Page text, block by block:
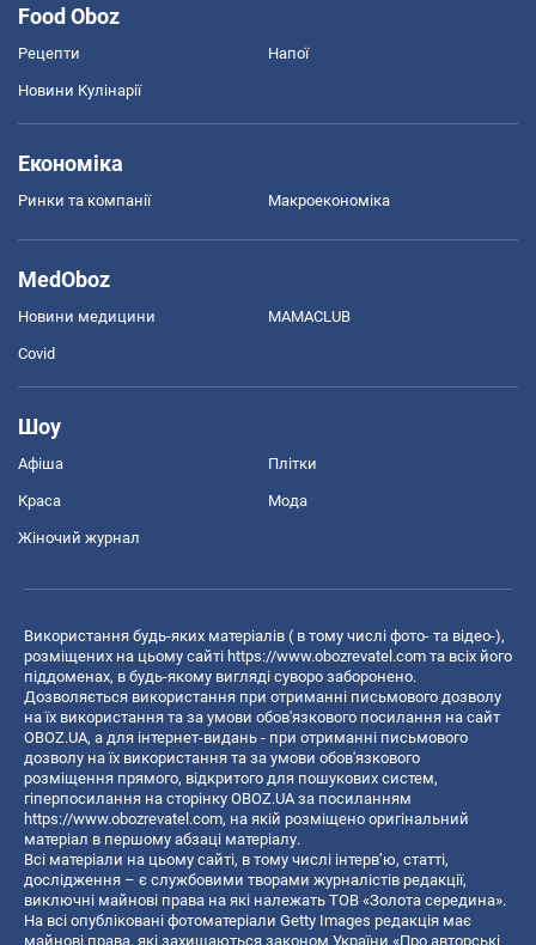
Food Oboz
Рецепти Напої
Новини Кулінарії
Економіка
Ринки та компанії Макроекономіка
MedOboz
Новини медицини MAMACLUB
Covid
Шоу
Афіша Плітки
Краса Мода
Жіночий журнал
Використання будь-яких матеріалів ( в тому числі фото- та відео-),
розміщених на цьому сайті https://www.obozrevatel.com та всіх його
піддоменах, в будь-якому вигляді суворо заборонено.
Дозволяється використання при отриманні письмового дозволу
на їх використання та за умови обов'язкового посилання на сайт
OBOZ.UA, а для інтернет-видань - при отриманні письмового
дозволу на їх використання та за умови обов'язкового
розміщення прямого, відкритого для пошукових систем,
гіперпосилання на сторінку OBOZ.UA за посиланням
https://www.obozrevatel.com, на якій розміщено оригінальний
матеріал в першому абзаці матеріалу.
Всі матеріали на цьому сайті, в тому числі інтерв’ю, статті,
дослідження – є службовими творами журналістів редакції,
виключні майнові права на які належать ТОВ «Золота середина».
На всі опубліковані фотоматеріали Getty Images редакція має
майнові права, які захищаються законом України «Про авторські